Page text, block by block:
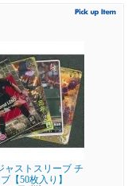
ャストスリーブ チ
【50枚入り】